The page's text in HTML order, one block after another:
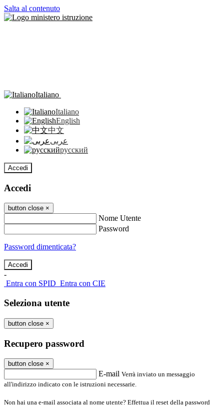
Salta al contenuto
Italiano
Italiano
English
中文
عربى
русский
Accedi
Accedi
button close ×
Nome Utente
Password
Password dimenticata?
-
Entra con SPID Entra con CIE
Seleziona utente
button close ×
Recupero password
button close ×
E-mail Verrà inviato un messaggio
all'indirizzo indicato con le istruzioni necessarie.
Non hai una e-mail associata al nome utente? Effettua il reset della password